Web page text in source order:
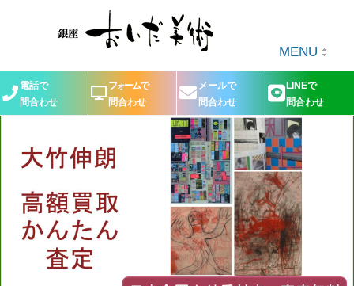
MENU
電話で
問合わせ
フォームで
問合わせ
メールで
問合わせ
LINEで
問合わせ